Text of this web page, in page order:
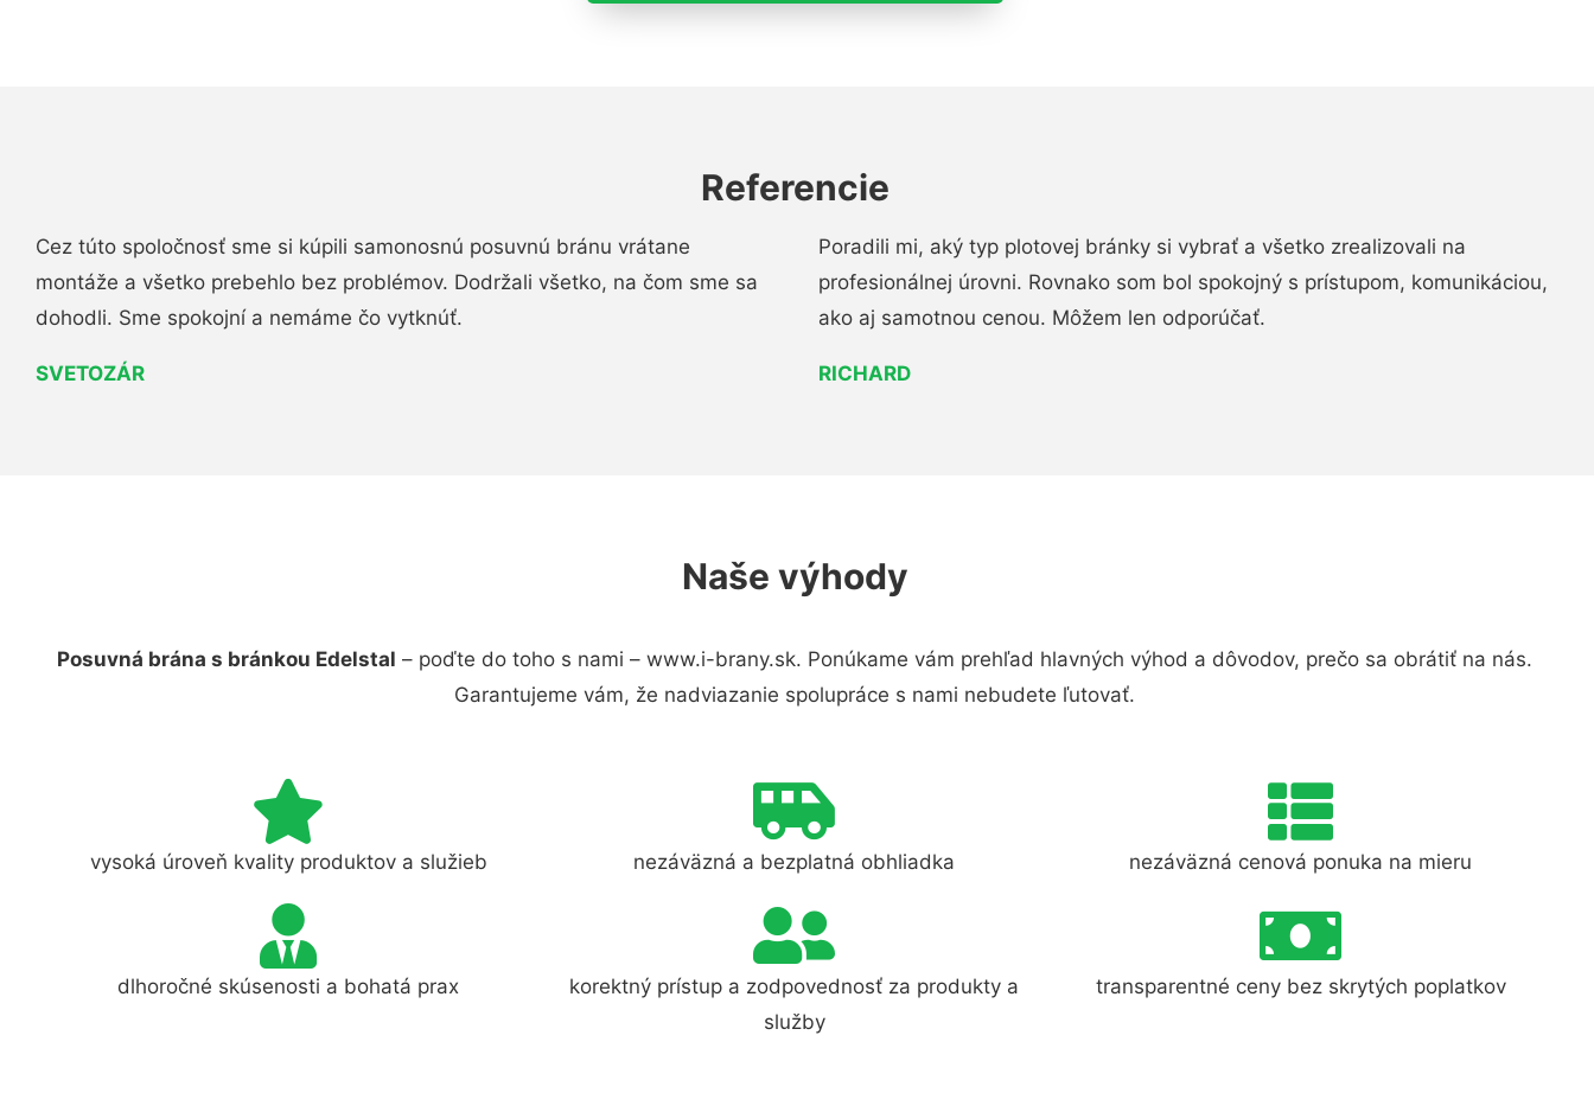
Referencie
Cez túto spoločnosť sme si kúpili samonosnú posuvnú bránu vrátane
montáže a všetko prebehlo bez problémov. Dodržali všetko, na čom sme sa
dohodli. Sme spokojní a nemáme čo vytknúť.
SVETOZÁR
Poradili mi, aký typ plotovej bránky si vybrať a všetko zrealizovali na
profesionálnej úrovni. Rovnako som bol spokojný s prístupom, komunikáciou,
ako aj samotnou cenou. Môžem len odporúčať.
RICHARD
Naše výhody
Posuvná brána s bránkou Edelstal – poďte do toho s nami – www.i-brany.sk. Ponúkame vám prehľad hlavných výhod a dôvodov, prečo sa obrátiť na nás.
Garantujeme vám, že nadviazanie spolupráce s nami nebudete ľutovať.
vysoká úroveň kvality produktov a služieb nezáväzná a bezplatná obhliadka nezáväzná cenová ponuka na mieru
dlhoročné skúsenosti a bohatá prax
korektný prístup a zodpovednosť za produkty a
služby
transparentné ceny bez skrytých poplatkov